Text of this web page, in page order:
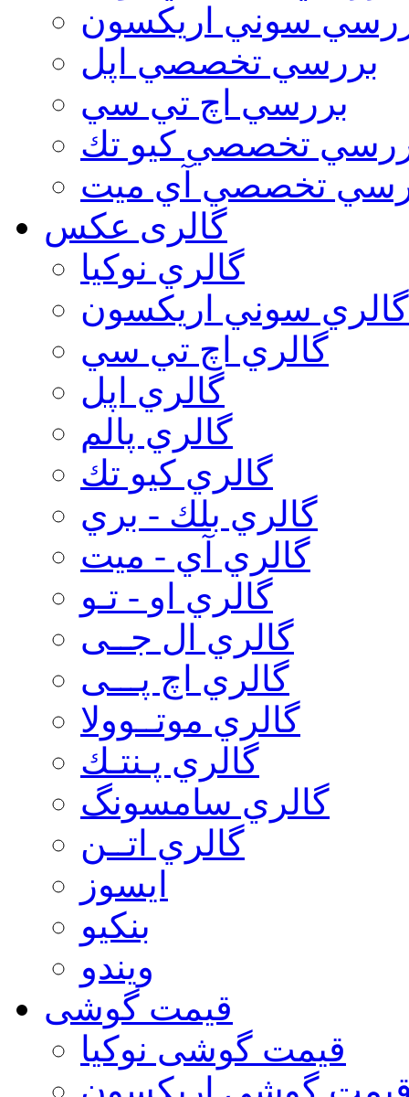
سوني اريكسون
بررسي تخصصي اپل
بررسي اچ تي سي
تخصصي كيو تك
تخصصي آي ميت
گالری عکس
گالري نوكيا
گالري سوني اريكسون
گالري اچ تي سي
گالري اپل
گالري پالم
گالري كيو تك
گالري بلك - بري
گالري آي - ميت
گالري او - تـو
گالري ال جــی
گالري اچ پـــی
گالري موتــوولا
گالري پـنتـك
گالري سامسونگ
گالري اتــن
ایسوز
بنکیو
ویندو
قیمت گوشی
قیمت گوشی نوكيا